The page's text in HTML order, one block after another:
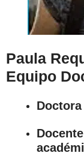
Paula
Equipo